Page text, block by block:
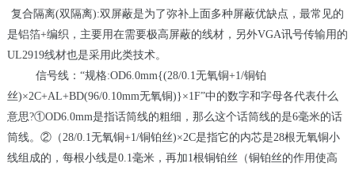
合隔离(双隔离):双屏蔽是为了弥补上面多种屏蔽优缺点，最常见的
是铝箔+编织，主要用在需要极高屏蔽的线材，另外VGA讯号传输用的
UL2919线材也是采用此类技术。
信号线： “规格:OD6.0mm{(28/0.1 无氧铜+1/铜铂
丝)×2C+AL+BD(96/0.10mm无氧铜)}×1F”中的数字和字母各代表什么
意思?①OD6.0mm是指话筒线的粗细，那么这个话筒线的是6毫米的话
筒线。 ②（ 28/0.1 无氧铜+1/铜铂丝)×2C是指它的内芯是28根无氧铜小
线组成的，每根小线是0.1 毫米，再加1 根铜铂丝（铜铂丝的作用使高